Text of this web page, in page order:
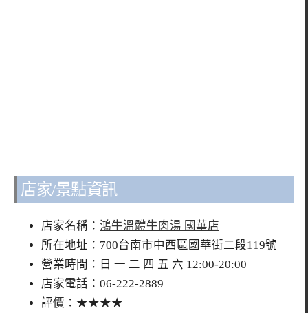
店家/景點資訊
店家名稱： 鴻牛溫體牛肉湯 國華店
所在地址：700台南市中西區國華街二段119號
營業時間：日 一 二 四 五 六 12:00-20:00
店家電話：06-222-2889
評價：★★★★